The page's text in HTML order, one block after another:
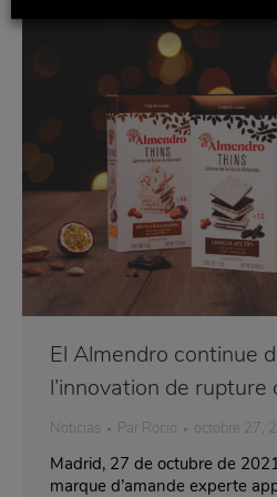
El Almendro continue
l’innovation de rupture
Noticias Par Rocio octobre 27,
Madrid, 27 de octubre de
marque d’amande experte